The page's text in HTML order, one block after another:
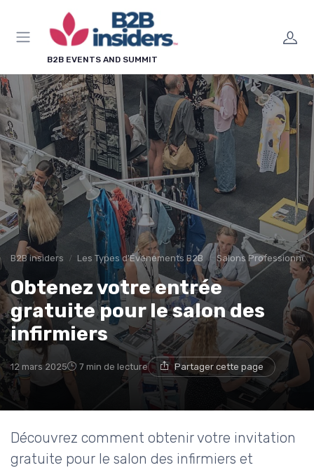
B2B EVENTS AND SUMMIT
B2B insiders Les Types d'Événements B2B Salons
Obtenez votre entrée
gratuite pour le salon des
infirmiers
12 mars 2025 7 min de lecture Partager cette page
Découvrez comment obtenir votre invitation
gratuite pour le salon des infirmiers et
Panneau de gestion des cookies